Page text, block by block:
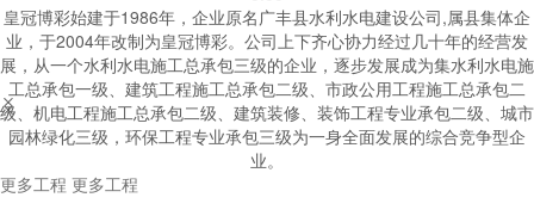
皇冠博彩始建于1986年，企业原名广丰县水利水电建设公司,属县集体企
业，于2004年改制为皇冠博彩。公司上下齐心协力经过几十年的经营发
展，从一个水利水电施工总承包三级的企业，逐步发展成为集水利水电施
工总承包一级、建筑工程施工总承包二级、市政公用工程施工总承包二
级、机电工程施工总承包二级、建筑装修、装饰工程专业承包二级、城市
园林绿化三级，环保工程专业承包三级为一身全面发展的综合竞争型企
业。


更多工程 更多工程